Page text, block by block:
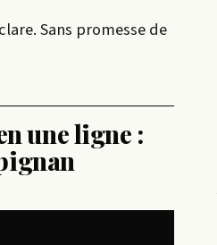
Sans promesse de
une ligne :